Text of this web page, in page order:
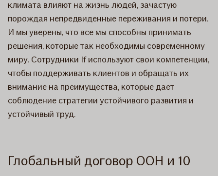
климата влияют на жизнь людей, зачастую
порождая непредвиденные переживания и потери.
И мы уверены, что все мы способны принимать
решения, которые так необходимы современному
миру. Сотрудники If используют свои компетенции,
чтобы поддерживать клиентов и обращать их
внимание на преимущества, которые дает
соблюдение стратегии устойчивого развития и
устойчивый труд.
Глобальный договор ООН и 10